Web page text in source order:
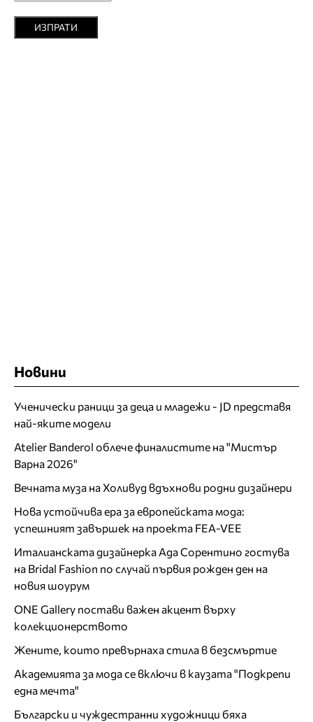
ИЗПРАТИ
Новини
Ученически раници за деца и младежи - JD представя
най-яките модели
Atelier Banderol облече финалистите на "Мистър
Варна 2026"
Вечната муза на Холивуд вдъхнови родни дизайнери
Нова устойчива ера за европейската мода:
успешният завършек на проекта FEA-VEE
Италианската дизайнерка Ада Сорентино гостува
на Bridal Fashion по случай първия рожден ден на
новия шоурум
ONE Gallery постави важен акцент върху
колекционерството
Жените, които превърнаха стила в безсмъртие
Академията за мода се включи в каузата "Подкрепи
една мечта"
Български и чуждестранни художници бяха